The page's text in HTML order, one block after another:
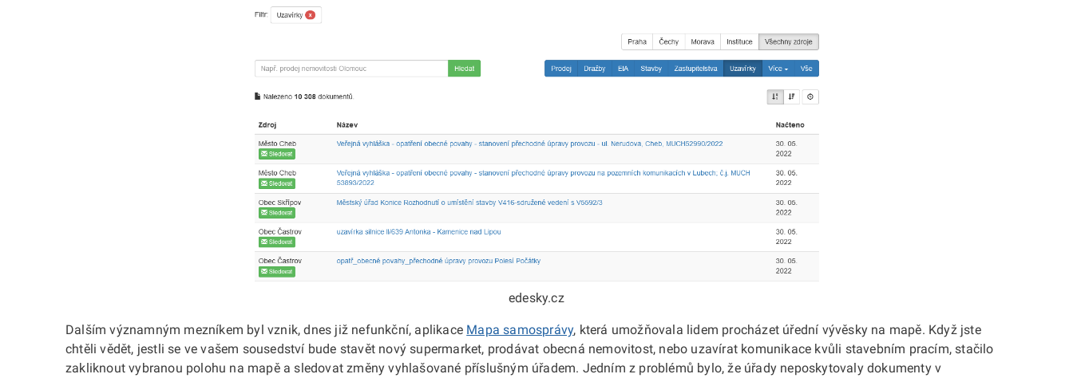
edesky.cz
Dalším významným mezníkem byl vznik, dnes již nefunkční, aplikace Mapa samosprávy, která umožňovala lidem procházet úřední vývěsky na mapě. Když jste
chtěli vědět, jestli se ve vašem sousedství bude stavět nový supermarket, prodávat obecná nemovitost, nebo uzavírat komunikace kvůli stavebním pracím, stačilo
zakliknout vybranou polohu na mapě a sledovat změny vyhlašované příslušným úřadem. Jedním z problémů bylo, že úřady neposkytovaly dokumenty v